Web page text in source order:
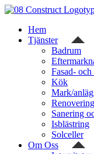
Fortsätt
innehållet
Hem
Tjänster
Badrum
Fasad- och
Kök
Mark/
Sanering
Isblästring
Solceller
Om Oss